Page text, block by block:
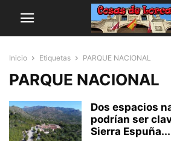
Inicio Etiquetas PARQUE NACIONAL
PARQUE NACIONAL
Dos espacios
podrían ser
Sierra Espuña...